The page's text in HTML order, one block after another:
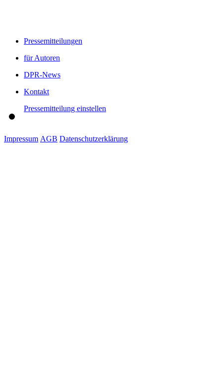
Pressemitteilungen
für Autoren
DPR-News
Kontakt
Pressemitteilung einstellen
Impressum AGB Datenschutzerklärung